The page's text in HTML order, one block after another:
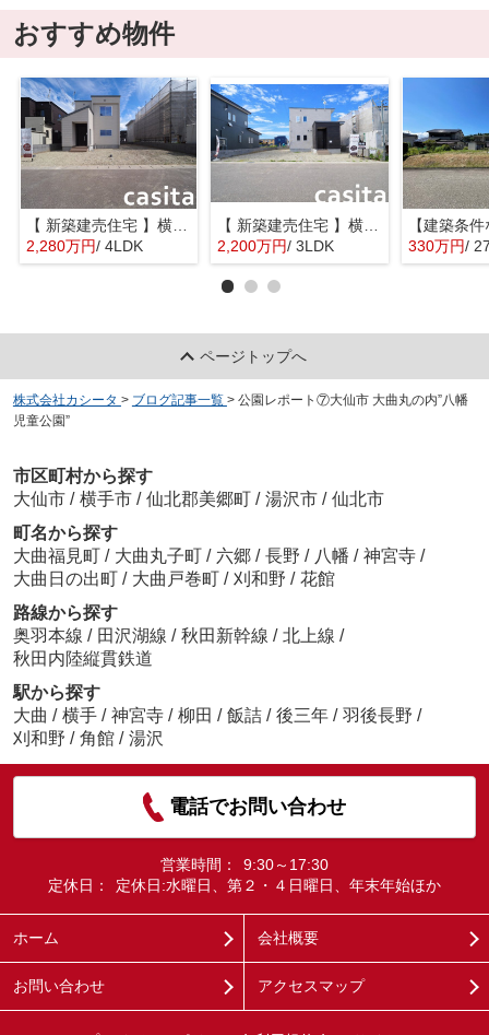
おすすめ物件
【 新築建売住宅 】横手市八幡字長者町No58 横手北小学校区のオール電化 4LDK
2,280万円/ 4LDK
【 新築建売住宅 】横手市八幡字長者町No50 横手北小学校区のオール電化 3LDK
2,200万円/ 3LDK 330万円/
ページトップへ
株式会社カシータ > ブログ記事一覧 > 公園レポート⑦大仙市 大曲丸の内”八幡
児童公園”
市区町村から探す
大仙市 / 横手市 / 仙北郡美郷町 / 湯沢市 / 仙北市
町名から探す
大曲福見町 / 大曲丸子町 / 六郷 / 長野 / 八幡 / 神宮寺 /
大曲日の出町 / 大曲戸巻町 / 刈和野 / 花館
路線から探す
奥羽本線 / 田沢湖線 / 秋田新幹線 / 北上線 /
秋田内陸縦貫鉄道
駅から探す
大曲 / 横手 / 神宮寺 / 柳田 / 飯詰 / 後三年 / 羽後長野 /
刈和野 / 角館 / 湯沢
電話でお問い合わせ
営業時間：
9:30～17:30
定休日：
定休日:水曜日、第２・４日曜日、年末年始ほか
ホーム 会社概要
お問い合わせ アクセスマップ